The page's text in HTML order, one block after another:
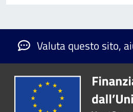
Valuta questo sito,